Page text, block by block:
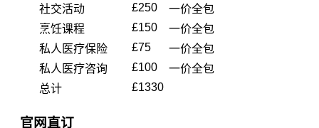
社交活动
£250
一价全包
烹饪课程
£150
一价全包
私人医疗保险
£75
一价全包
私人医疗咨询
£100
一价全包
总计
£1330
官网直订